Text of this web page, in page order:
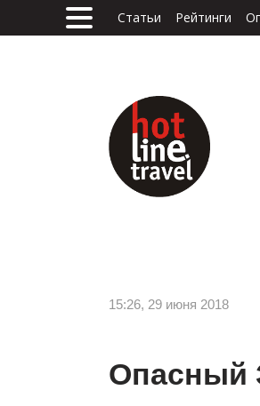
Статьи Рейтинги
15:26, 29 июня 2018
Опасный